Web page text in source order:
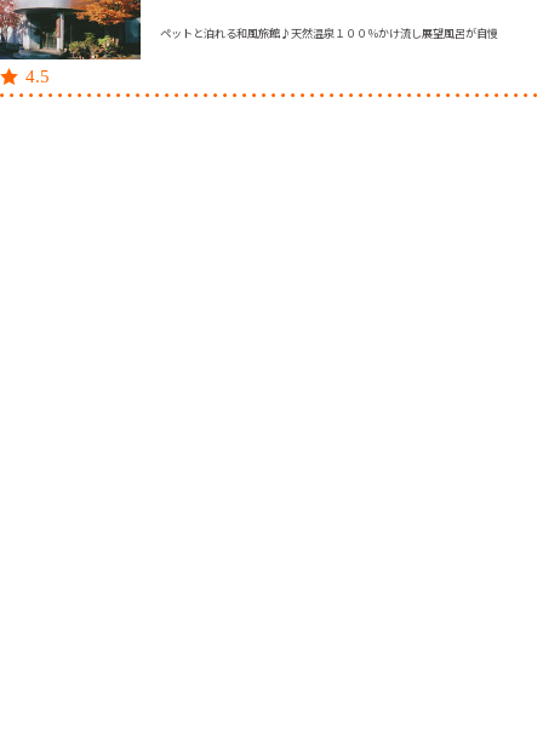
4.5
ペットと泊れる和風旅館♪天然温泉１００％かけ流し展望風呂が自慢